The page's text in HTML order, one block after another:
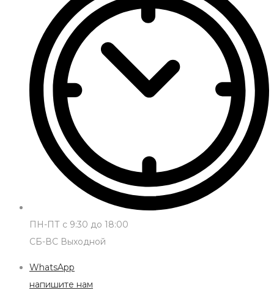
ПН-ПТ с 9:30 до 18:00
СБ-ВС Выходной
WhatsApp
напишите нам